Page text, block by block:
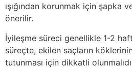
ışığından korunmak için şapka
önerilir.
İyileşme süreci genellikle 1-2
süreçte, ekilen saçların
tutunması için dikkatli